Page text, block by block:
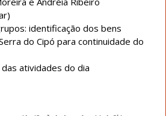
identificação dos bens
do Cipó para continuidade do
atividades do dia